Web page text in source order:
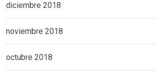
diciembre 2018
noviembre 2018
octubre 2018